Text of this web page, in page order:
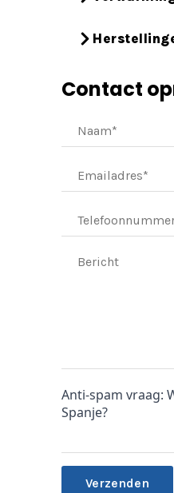
Contact
Anti-spam vraag:
Spanje?